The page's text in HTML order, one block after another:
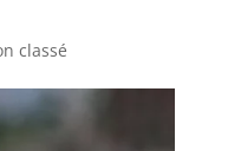
classé